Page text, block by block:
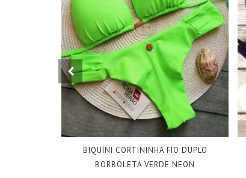
BIQUÍNI CORTININHA FIO DUPLO
BORBOLETA VERDE NEON